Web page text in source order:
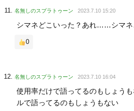
名無しのスプラトゥーン 2023.7.10 15:20
シマネどこいった？あれ……シ
0
名無しのスプラトゥーン 2023.7.10 16:04
使用率だけで語ってるのもしょう
ルで語ってるのもしょうもない